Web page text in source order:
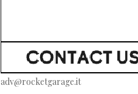
adv@rocketgarage.it